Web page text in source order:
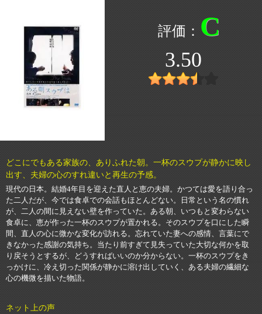
C
3.50
どこにでもある家族の、ありふれた朝。一杯のスウプが静かに映し
出す、夫婦の心のすれ違いと再生の予感。
現代の日本。結婚4年目を迎えた直人と恵の夫婦。かつては愛を語り合っ
た二人だが、今では食卓での会話もほとんどない。日常という名の慣れ
が、二人の間に見えない壁を作っていた。ある朝、いつもと変わらない
食卓に、恵が作った一杯のスウプが置かれる。そのスウプを口にした瞬
間、直人の心に微かな変化が訪れる。忘れていた妻への感情、言葉にで
きなかった感謝の気持ち。当たり前すぎて見失っていた大切な何かを取
り戻そうとするが、どうすればいいのか分からない。一杯のスウプをき
っかけに、冷え切った関係が静かに溶け出していく、ある夫婦の繊細な
心の機微を描いた物語。
ネット上の声